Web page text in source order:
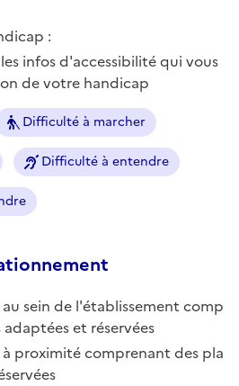
:
infos d'accessibilité qui vous
de votre handicap
Difficulté à marcher
Difficulté à entendre
sein de l'établissement comp
et réservées
à proximité comprenant des pla